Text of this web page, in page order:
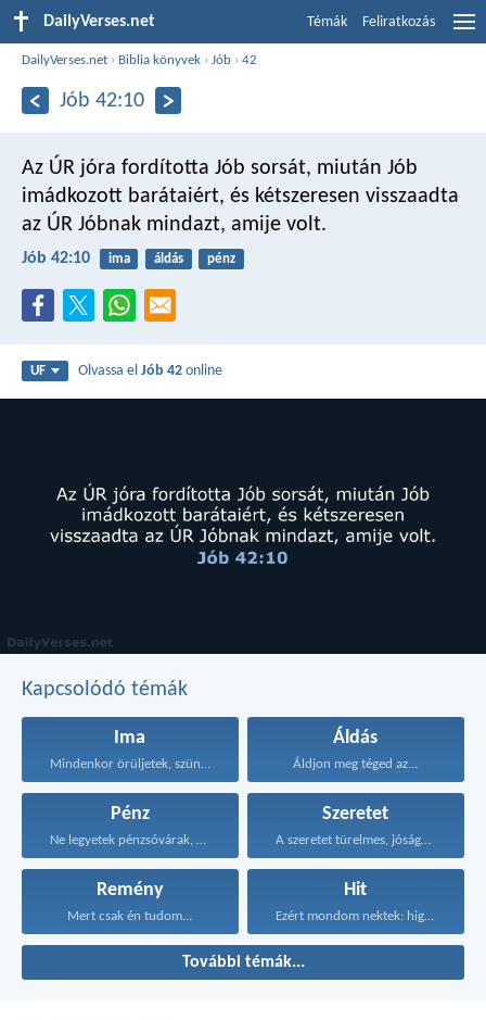
DailyVerses.net Témák Feliratkozás
DailyVerses.net › Biblia könyvek ›Jób ›42
Jób 42:10
Az ÚR jóra fordította Jób sorsát, miután Jób
imádkozott barátaiért, és kétszeresen visszaadta
az ÚR Jóbnak mindazt, amije volt.
Jób 42:10 ima áldás pénz
UF Olvassa elJób 42 online
Kapcsolódó témák
Ima
Mindenkor örüljetek, szüntelenül imádkozzatok...
Áldás
Áldjon meg téged az...
Pénz
Ne legyetek pénzsóvárak, érjétek...
Szeretet
A szeretet türelmes, jóságos...
Remény
Mert csak én tudom...
Hit
Ezért mondom nektek: higgyétek...
További témák...